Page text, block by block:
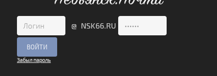
@ NSK66.RU
Забыл пароль